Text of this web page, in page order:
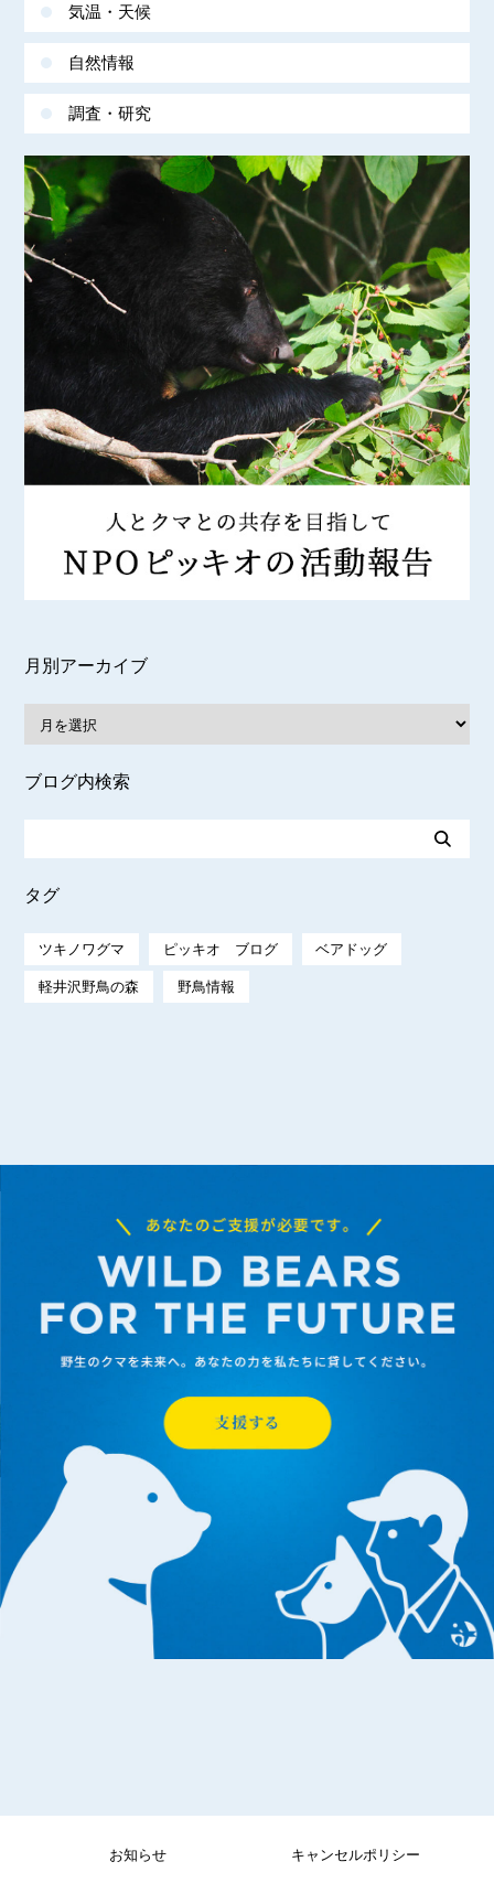
気温・天候
自然情報
調査・研究
月別アーカイブ
ブログ内検索
タグ
ツキノワグマ ピッキオ ブログ ベアドッグ
軽井沢野鳥の森 野鳥情報
お知らせ キャンセルポリシー